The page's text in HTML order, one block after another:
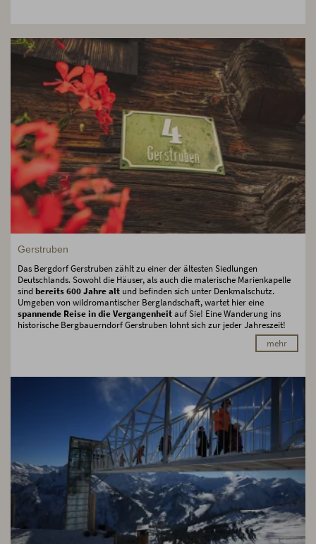
Gerstruben
Das Bergdorf Gerstruben zählt zu einer der ältesten Siedlungen
Deutschlands. Sowohl die Häuser, als auch die malerische Marienkapelle
sindbereits 600 Jahre alt und befinden sich unter Denkmalschutz.
Umgeben von wildromantischer Berglandschaft, wartet hier eine
spannende Reise in die Vergangenheitauf Sie! Eine Wanderung ins
historische Bergbauerndorf Gerstruben lohnt sich zur jeder Jahreszeit!
mehr